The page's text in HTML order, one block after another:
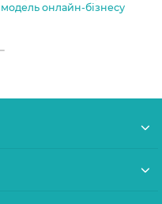
модель онлайн-бізнесу